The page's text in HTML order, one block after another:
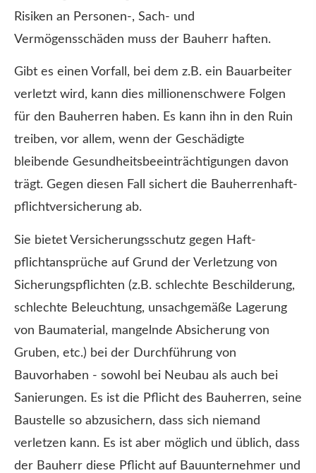
Risiken an Per­sonen-, Sach- und
Vermögensschäden muss der Bauherr haften.
Gibt es einen Vorfall, bei dem z.B. ein Bauarbeiter
verletzt wird, kann dies millionenschwere Folgen
für den Bauherren haben. Es kann ihn in den Ruin
treiben, vor allem, wenn der Geschädigte
bleibende Gesundheitsbeeinträchtigungen davon
trägt. Gegen diesen Fall sichert die Bau­herren­haft­
pflichtversicherung ab.
Sie bietet Versicherungsschutz gegen Haft­
pflichtansprüche auf Grund der Verletzung von
Sicherungspflichten (z.B. schlechte Beschilderung,
schlechte Beleuchtung, unsachgemäße Lagerung
von Baumaterial, mangelnde Absicherung von
Gruben, etc.) bei der Durchführung von
Bauvorhaben - sowohl bei Neubau als auch bei
Sanierungen. Es ist die Pflicht des Bauherren, seine
Baustelle so abzusichern, dass sich niemand
verletzen kann. Es ist aber möglich und üblich, dass
der Bauherr diese Pflicht auf Bauunternehmer und